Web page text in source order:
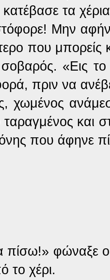
τα
Μην
που μπορείς
«Εις το
πριν να
χωμένος
και
που άφηνε
πίσω!» φώναξε ο
το χέρι.